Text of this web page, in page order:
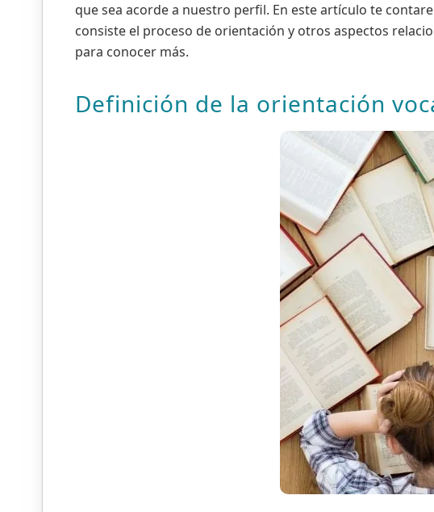
que sea acorde a nuestro perfil. En este artículo te
consiste el proceso de orientación y otros aspectos
para conocer más.
Definición de la orientación